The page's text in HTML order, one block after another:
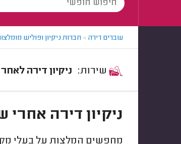
עוברים דירה > חברות ניקיון ופוליש
ניקיון דירה
ניקיון דירה אחרי
מחפשים המלצות על בעלי